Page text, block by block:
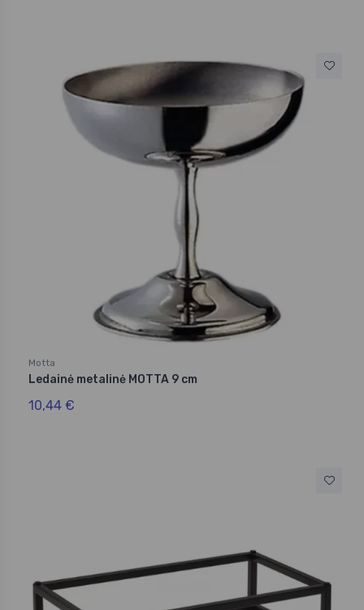
Motta
Ledainė metalinė MOTTA 9 cm
10,44 €